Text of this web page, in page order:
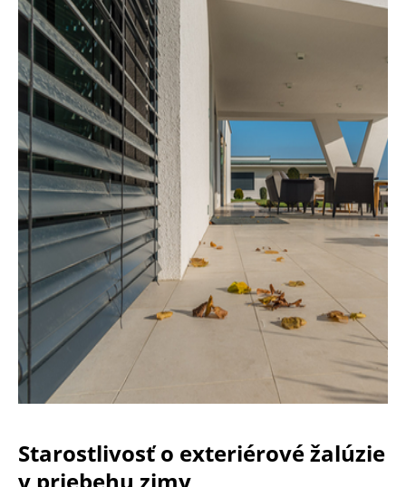
Starostlivosť o exteriérové ​​žalúzie
v priebehu zimy